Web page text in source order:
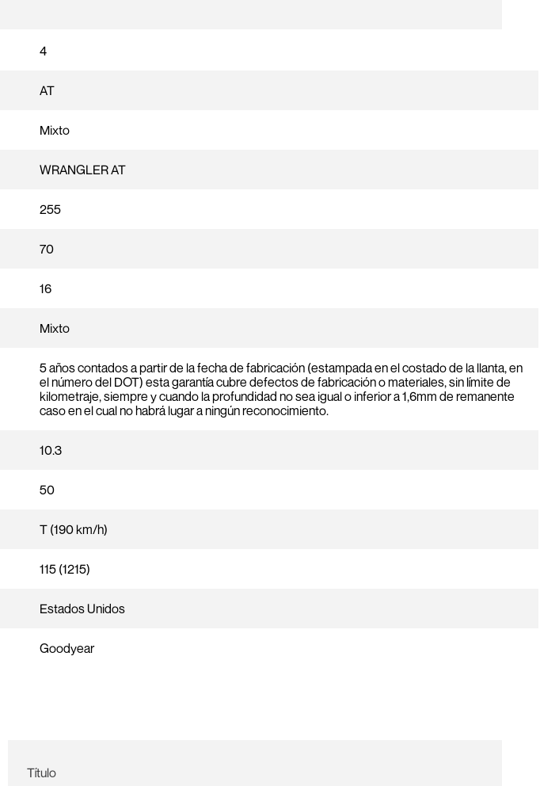
4
AT
Mixto
WRANGLER AT
255
70
16
Mixto
5 años contados a partir de la fecha de fabricación (estampada en el costado de la llanta, en
el número del DOT) esta garantía cubre defectos de fabricación o materiales, sin límite de
kilometraje, siempre y cuando la profundidad no sea igual o inferior a 1,6mm de remanente
caso en el cual no habrá lugar a ningún reconocimiento.
10.3
50
T (190 km/h)
115 (1215)
Estados Unidos
Goodyear
Título